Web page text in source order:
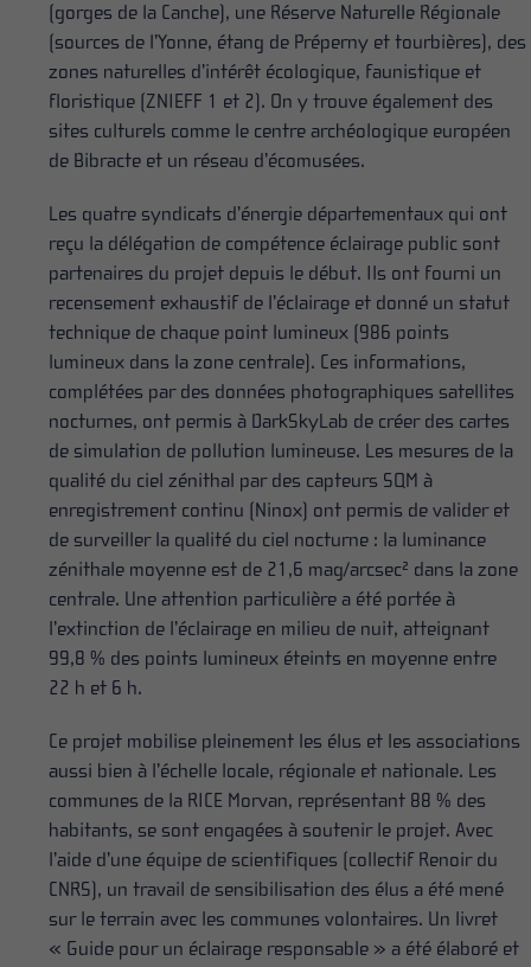
(gorges de la Canche), une Réserve Naturelle Régionale
(sources de l’Yonne, étang de Préperny et tourbières), des
zones naturelles d’intérêt écologique, faunistique et
floristique (ZNIEFF 1 et 2). On y trouve également des
sites culturels comme le centre archéologique européen
de Bibracte et un réseau d’écomusées.
Les quatre syndicats d’énergie départementaux qui ont
reçu la délégation de compétence éclairage public sont
partenaires du projet depuis le début. Ils ont fourni un
recensement exhaustif de l’éclairage et donné un statut
technique de chaque point lumineux (986 points
lumineux dans la zone centrale). Ces informations,
complétées par des données photographiques satellites
nocturnes, ont permis à DarkSkyLab de créer des cartes
de simulation de pollution lumineuse. Les mesures de la
qualité du ciel zénithal par des capteurs SQM à
enregistrement continu (Ninox) ont permis de valider et
de surveiller la qualité du ciel nocturne : la luminance
zénithale moyenne est de 21,6 mag/arcsec² dans la zone
centrale. Une attention particulière a été portée à
l’extinction de l’éclairage en milieu de nuit, atteignant
99,8 % des points lumineux éteints en moyenne entre
22 h et 6 h.
Ce projet mobilise pleinement les élus et les associations
aussi bien à l’échelle locale, régionale et nationale. Les
communes de la RICE Morvan, représentant 88 % des
habitants, se sont engagées à soutenir le projet. Avec
l’aide d’une équipe de scientifiques (collectif Renoir du
CNRS), un travail de sensibilisation des élus a été mené
sur le terrain avec les communes volontaires. Un livret
« Guide pour un éclairage responsable » a été élaboré et